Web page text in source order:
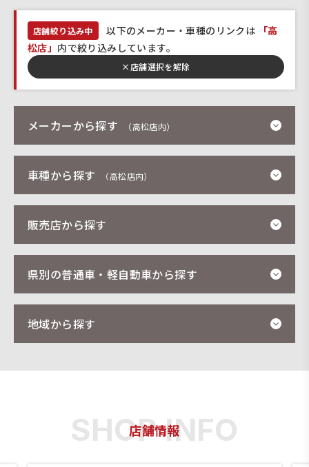
店舗絞り込み中 以下のメーカー・車種のリンクは
「高
松店」 内で絞り込みしています。
× 店舗選択を解除
メーカーから探す （高松店内）
車種から探す （高松店内）
販売店から探す
県別の普通車・軽自動車から探す
地域から探す
店舗情報